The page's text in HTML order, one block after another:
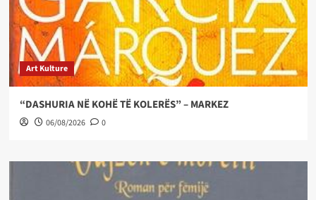
Art Kulture
“DASHURIA NË KOHË TË KOLERËS” – MARKEZ
06/08/2026 0